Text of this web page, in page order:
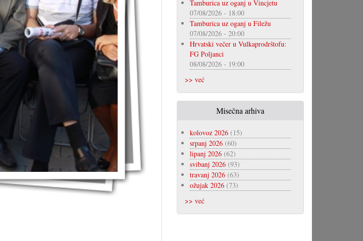
Tamburica uz oganj u Vincjetu
07/08/2026 - 18:00
Tamburica uz oganj u Filežu
07/08/2026 - 20:00
Hrvatski večer u Vulkaprodrštofu:
FG Poljanci
08/08/2026 - 19:00
>> već
Misečna arhiva
kolovoz 2026(15)
srpanj 2026(60)
lipanj 2026(62)
svibanj 2026(93)
travanj 2026(63)
ožujak 2026(73)
>> već